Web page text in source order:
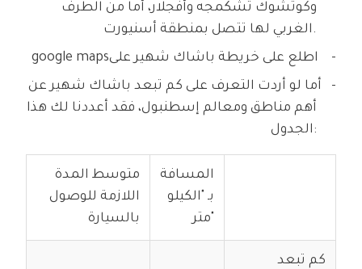
وكوتشوك تشكمجه وأفجلار، أما من الطرف
الغربي لها تتصل بمنطقة أسنيورت.
google maps
أما لو أردت التعرف على كم تبعد باشاك شهير عن
أهم مناطق ومعالم إسطنبول، فقد أعددنا لك هذا
الجدول:
المسافة
بـ "الكيلو
متر"
متوسط المدة
اللازمة للوصول
بالسيارة
كم تبعد